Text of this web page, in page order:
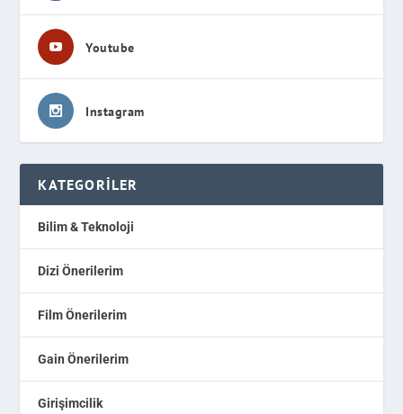
Youtube
Instagram
KATEGORILER
Bilim & Teknoloji
Dizi Önerilerim
Film Önerilerim
Gain Önerilerim
Girişimcilik